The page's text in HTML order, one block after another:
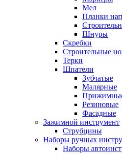
Мел
Планки
Шнуры
Скребки
Строительные
Терки
Шпатели
Зубчатые
Малярные
Резиновые
Фасадные
Зажимной инструмент
Струбцины
Наборы ручных
Наборы